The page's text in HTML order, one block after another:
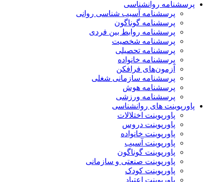
پرسشنامه روانشناسی
پرسشنامه آسیب شناسی روانی
پرسشنامه گوناگون
پرسشنامه روابط بین فردی
پرسشنامه شخصیت
پرسشنامه تحصیلی
پرسشنامه خانواده
آزمون‌های فرافکن
پرسشنامه سازمانی شغلی
پرسشنامه هوش
پرسشنامه ورزشی
پاورپوینت های روانشناسی
پاورپوینت اختلالات
پاورپوینت دروس
پاورپوینت خانواده
پاورپوینت آسیب
پاورپوینت گوناگون
پاورپوینت صنعتی و سازمانی
پاورپوینت کودک
پاورپوینت اعتیاد